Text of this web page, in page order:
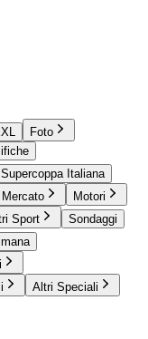
Foto
Supercoppa Italiana
Mercato
Motori
Sport
Sondaggi
Altri Speciali